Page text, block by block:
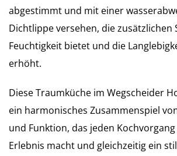
abgestimmt und mit einer
Dichtlippe versehen, die zusätzlichen
Feuchtigkeit bietet und die
erhöht.
Diese Traumküche im Wegscheider
ein harmonisches Zusammenspiel
und Funktion, das jeden
Erlebnis macht und gleichzeitig ein